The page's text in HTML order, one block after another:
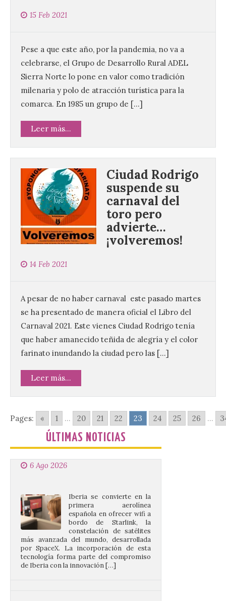
15 Feb 2021
Pese a que este año, por la pandemia, no va a
celebrarse, el Grupo de Desarrollo Rural ADEL
Sierra Norte lo pone en valor como tradición
milenaria y polo de atracción turística para la
comarca. En 1985 un grupo de […]
Leer más...
Ciudad Rodrigo
suspende su
carnaval del
toro pero
advierte…
¡volveremos!
14 Feb 2021
A pesar de no haber carnaval este pasado martes
se ha presentado de manera oficial el Libro del
Carnaval 2021. Este vienes Ciudad Rodrigo tenía
que haber amanecido teñida de alegría y el color
farinato inundando la ciudad pero las […]
Leer más...
Pages: « 1 ... 20 21 22 23 24 25 26 ...
ÚLTIMAS NOTICIAS
La Comisión actualiza su
programa insignia de
prácticas Blue Book,
abriéndolo a titulados de
EFP
de septiembre de 2026.
Bruselas, 6 de agosto de
2026.- La Comisión
Europea ha actualizado las normas de su
marco único modernizado que hace que el
programa […]
Despega el primer avión
de Iberia con wifi de alta
velocidad gratuito de
Starlink
6 Ago 2026
bordo de Starlink, la
constelación de satélites
más avanzada del mundo, desarrollada
por SpaceX. La incorporación de esta
tecnología forma parte del compromiso
de Iberia con la innovación […]